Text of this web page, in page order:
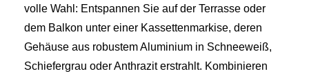
volle Wahl: Entspannen Sie auf der Terrasse oder
dem Balkon unter einer Kassettenmarkise, deren
Gehäuse aus robustem Aluminium in Schneeweiß,
Schiefergrau oder Anthrazit erstrahlt. Kombinieren